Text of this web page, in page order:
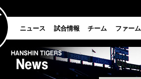
ニュース 試合情報 チーム ファーム